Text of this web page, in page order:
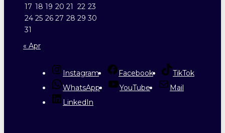
17 18 19 20 21 22 23
24 25 26 27 28 29 30
31
« Apr
Instagram Facebook
TikTok
WhatsApp
YouTube
Mail
LinkedIn